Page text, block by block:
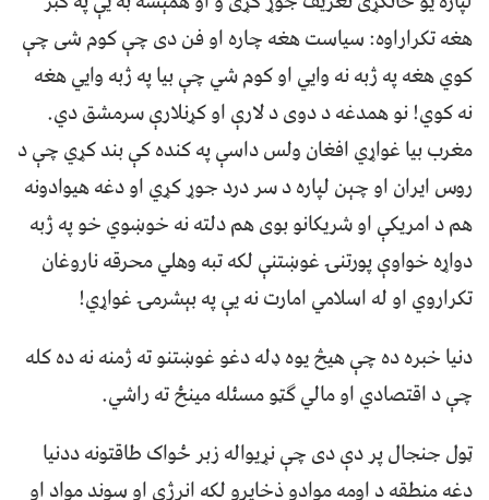
هغه تکراراوه: سياست هغه چاره او فن دی چې کوم شی چې
کوي هغه په ژبه نه وايي او کوم شي چې بيا په ژبه وايي هغه
نه کوي! نو همدغه د دوی د لارې او کړنلارې سرمشق دي.
مغرب بيا غواړي افغان ولس داسې په کنده کې بند کړي چې د
روس ايران او چېن لپاره د سر درد جوړ کړي او دغه هيوادونه
هم د امريکې او شريکانو بوی هم دلته نه خوښوي خو په ژبه
دواړه خواوې پورتنۍ غوښتنې لکه تبه وهلي محرقه ناروغان
تکراروي او له اسلامي امارت نه يې په بېشرمۍ غواړي!
دنيا خبره ده چې هيڅ يوه ډله دغو غوښتنو ته ژمنه نه ده کله
چې د اقتصادي او مالي ګټو مسئله مينځ ته راشي.
ټول جنجال پر دې دی چې نړيواله زبر ځواک طاقتونه ددنيا
دغه منطقه د اومه موادو ذخايرو لکه انرژي او سوند مواد او